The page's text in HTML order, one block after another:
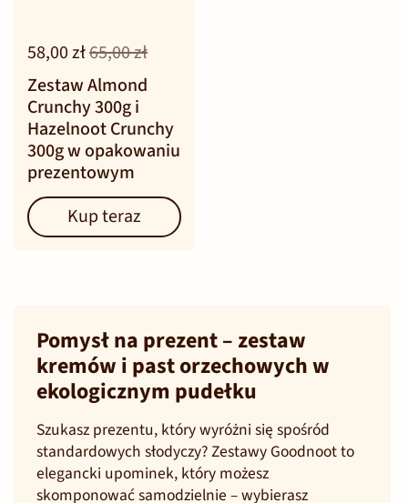
58,00 zł65,00 zł
Zestaw Almond
Crunchy 300g i
Hazelnoot Crunchy
300g w opakowaniu
prezentowym
Kup teraz
Pomysł na prezent – zestaw
kremów i past orzechowych w
ekologicznym pudełku
Szukasz prezentu, który wyróżni się spośród
standardowych słodyczy? Zestawy Goodnoot to
elegancki upominek, który możesz
skomponować samodzielnie – wybierasz